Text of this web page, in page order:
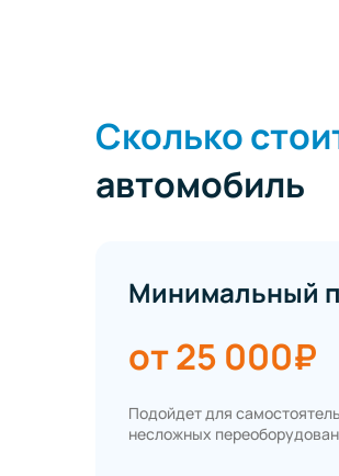
Сколько
автомобиль
Минимальный
от 25 000₽
Подойдет для
несложных